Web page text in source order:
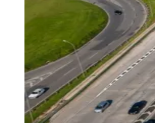
Vagas na RegiãoNovo
Hub de Negócios
Guia Comercial
Selo Verificado
Portal Educacional
Agenda de Vestibulares
Vagas de Emprego
Concursos